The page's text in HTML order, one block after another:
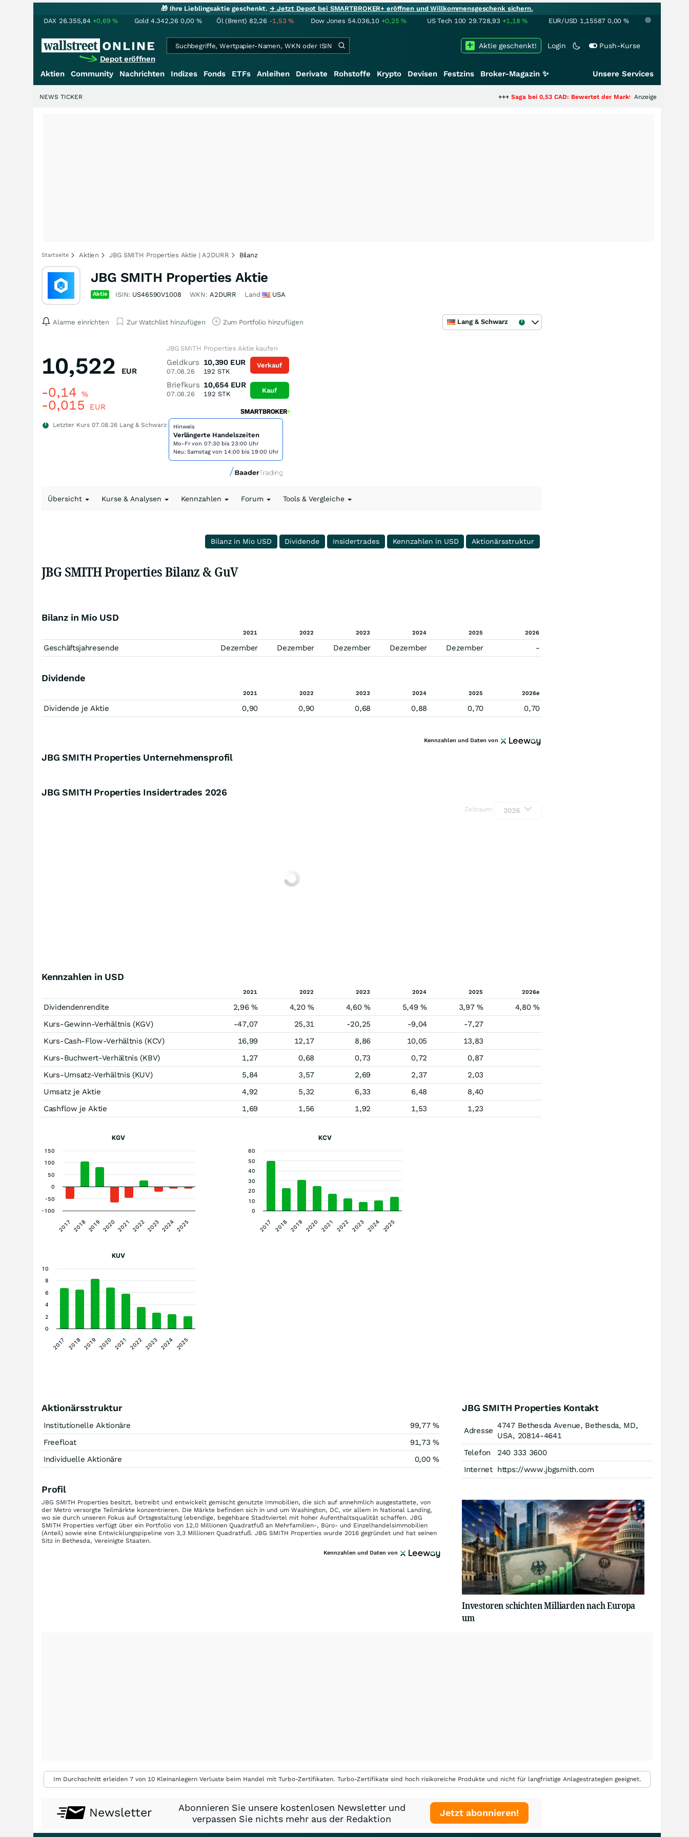
🎁 Ihre Lieblingsaktie geschenkt.→ Jetzt Depot bei SMARTBROKER+ eröffnen und Willkommensgeschenk sichern.
DAX 26.355,84 +0,69% Gold 4.342,26 0,00 % Öl (Brent) 82,26 -1,53% Dow Jones 54.036,10 +0,25% US Tech 100 29.728,93 +1,18% EUR/USD 1,15587 0,00 %
Depot eröffnen
Login Push-Kurse
Aktie geschenkt!
Aktien Community Nachrichten Indizes Fonds ETFs Anleihen Derivate Rohstoffe Krypto Devisen Festzins Broker-Magazin ✨ Unsere Services
Saga bei 0,53 CAD: Bewertet der Markt noch immer nur die Hälfte
Anzeige
NEWS TICKER
Startseite Aktien JBG SMITH Properties Aktie | A2DURR Bilanz
JBG SMITH Properties Aktie
Aktie ISIN: US46590V1008 WKN: A2DURR Land USA
Alarme einrichten Zur Watchlist hinzufügen Zum Portfolio hinzufügen Lang & Schwarz
10,522 EUR
-0,14 %
-0,015 EUR
Letzter Kurs 07.08.26 Lang & Schwarz
JBG SMITH Properties Aktie kaufen
Geldkurs
07.08.26
10,390 EUR
192 STK
Briefkurs
07.08.26
10,654 EUR
192 STK
Verkauf
Kauf
Hinweis
Verlängerte Handelszeiten
Mo-Fr von 07:30 bis 23:00 Uhr
Neu: Samstag von 14:00 bis 19:00 Uhr
Übersicht Kurse & Analysen Kennzahlen Forum Tools & Vergleiche
Bilanz in Mio USD Dividende Insidertrades Kennzahlen in USD Aktionärsstruktur
JBG SMITH Properties Bilanz & GuV
Bilanz in Mio USD
2021 2022 2023 2024 2025 2026
Geschäftsjahresende Dezember Dezember Dezember Dezember Dezember -
Dividende
2021 2022 2023 2024 2025 2026e
Dividende je Aktie 0,90 0,90 0,68 0,88 0,70 0,70
Kennzahlen und Daten von
JBG SMITH Properties Unternehmensprofil
JBG SMITH Properties Insidertrades 2026
Zeitraum 2026
Kennzahlen in USD
2021 2022 2023 2024 2025 2026e
Dividendenrendite 2,96 % 4,20 % 4,60 % 5,49 % 3,97 %
4,80 %
Kurs-Gewinn-Verhältnis (KGV)
-47,07 25,31 -20,25 -9,04
-7,27
Kurs-Cash-Flow-Verhältnis (KCV)
16,99 12,17 8,86 10,05
13,83
Kurs-Buchwert-Verhältnis (KBV)
1,27 0,68 0,73 0,72
0,87
Kurs-Umsatz-Verhältnis (KUV)
5,84 3,57 2,69 2,37
2,03
Umsatz je Aktie
4,92 5,32 6,33 6,48
8,40
Cashflow je Aktie
1,69 1,56 1,92 1,53 1,23
KGV
2017 2018 2019 2020 2021 2022 2023 2024 2025
-100
-50
0
50
100
150
KCV
2017 2018 2019 2020 2021 2022 2023 2024 2025
0
10
20
30
40
50
60
KUV
2017 2018 2019 2020 2021 2022 2023 2024 2025
0
2
4
6
8
10
Aktionärsstruktur
Institutionelle Aktionäre
99,77 %
Freefloat
91,73 %
Individuelle Aktionäre
0,00 %
Profil
JBG SMITH Properties besitzt, betreibt und entwickelt gemischt genutzte Immobilien, die sich auf annehmlich ausgestattete, von
der Metro versorgte Teilmärkte konzentrieren. Die Märkte befinden sich in und um Washington, DC, vor allem in National Landing,
wo sie durch unseren Fokus auf Ortsgestaltung lebendige, begehbare Stadtviertel mit hoher Aufenthaltsqualität schaffen. JBG
SMITH Properties verfügt über ein Portfolio von 12,0 Millionen Quadratfuß an Mehrfamilien-, Büro- und Einzelhandelsimmobilien
(Anteil) sowie eine Entwicklungspipeline von 3,3 Millionen Quadratfuß. JBG SMITH Properties wurde 2016 gegründet und hat seinen
Sitz in Bethesda, Vereinigte Staaten.
Kennzahlen und Daten von
JBG SMITH Properties Kontakt
Adresse
4747 Bethesda Avenue, Bethesda, MD,
USA, 20814-4641
Telefon
240 333 3600
Internet https://www.jbgsmith.com
Investoren schichten Milliarden nach Europa
um
Im Durchschnitt erleiden 7 von 10 Kleinanlegern Verluste beim Handel mit Turbo-Zertifikaten. Turbo-Zertifikate sind hoch risikoreiche Produkte und nicht für langfristige Anlagestrategien geeignet.
Newsletter
Abonnieren Sie unsere kostenlosen Newsletter und
verpassen Sie nichts mehr aus der Redaktion
Jetzt abonnieren!